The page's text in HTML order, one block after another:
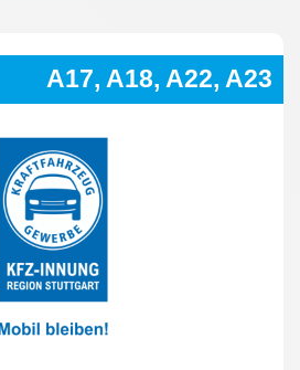
A17, A18, A22, A23
Region Stuttgart